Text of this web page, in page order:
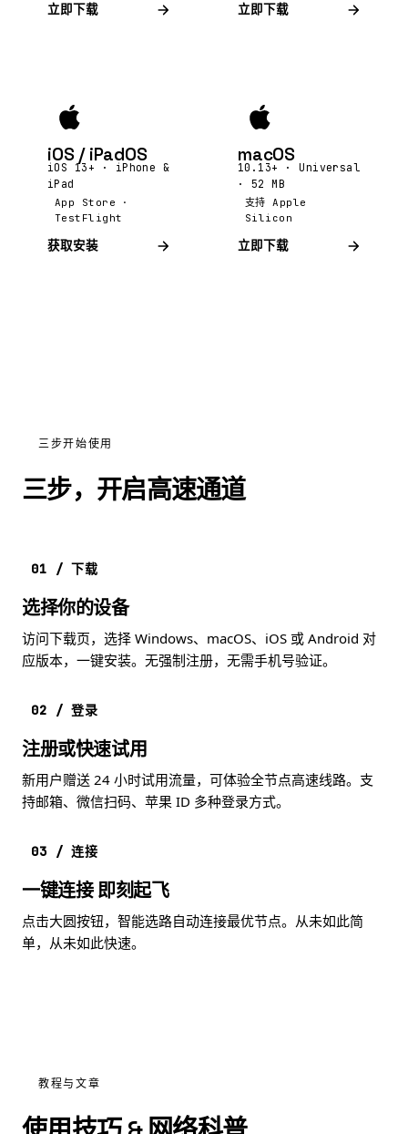
立即下载 立即下载
iOS / iPadOS
iOS 13+ · iPhone &
iPad
App Store ·
TestFlight
获取安装
macOS
10.13+ · Universal
· 52 MB
支持 Apple
Silicon
立即下载
三步开始使用
三步，开启高速通道
01 / 下载
选择你的设备
访问下载页，选择 Windows、macOS、iOS 或 Android 对
应版本，一键安装。无强制注册，无需手机号验证。
02 / 登录
注册或快速试用
新用户赠送 24 小时试用流量，可体验全节点高速线路。支
持邮箱、微信扫码、苹果 ID 多种登录方式。
03 / 连接
一键连接 即刻起飞
点击大圆按钮，智能选路自动连接最优节点。从未如此简
单，从未如此快速。
教程与文章